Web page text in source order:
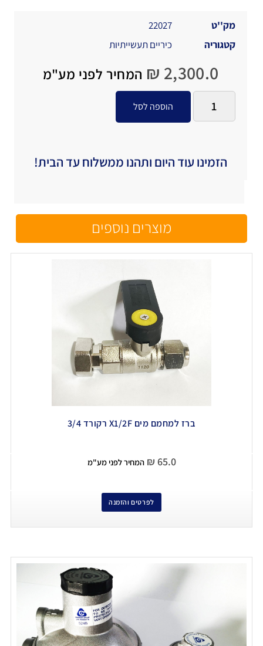
מק''ט
22027
קטגוריה
כיריים תעשייתיות
₪ 2,300.0 המחיר לפני מע"מ
הוספה לסל
הזמינו עוד היום ותהנו ממשלוח עד הבית!
מוצרים נוספים
ברז למחמם מים X1/2F רקורד 3/4
₪ 65.0 המחיר לפני מע"מ
לפרטים והזמנה